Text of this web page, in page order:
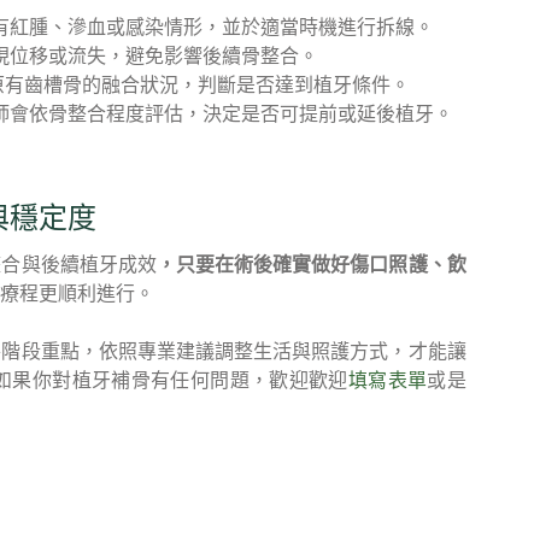
腫、滲血或感染情形，並於適當時機進行拆線。
移或流失，避免影響後續骨整合。
齒槽骨的融合狀況，判斷是否達到植牙條件。
依骨整合程度評估，決定是否可提前或延後植牙。
穩定度
與後續植牙成效，只要在術後確實做好傷口照護、飲
程更順利進行。
段重點，依照專業建議調整生活與照護方式，才能讓
你對植牙補骨有任何問題，歡迎歡迎填寫表單或是